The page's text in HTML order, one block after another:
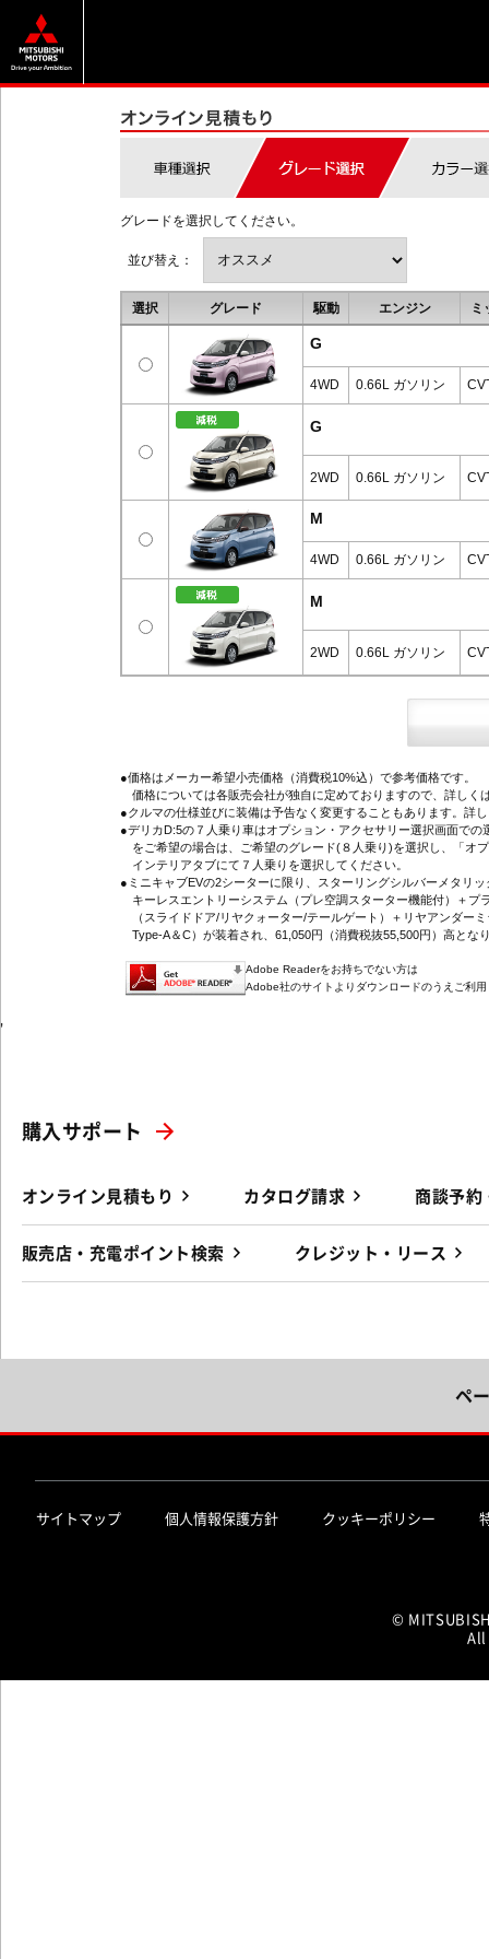
グレードを選択してください。
並び替え：
選択 グレード 駆動 エンジン ミ
G
4WD 0.66L ガソリン
G
2WD 0.66L ガソリン
M
4WD 0.66L ガソリン
M
2WD 0.66L ガソリン
●価格はメーカー希望小売価格（消費税10%込）で参考価格です。
価格については各販売会社が独自に定めておりますので、詳しく
●クルマの仕様並びに装備は予告なく変更することもあります。詳
●デリカD:5の７人乗り車はオプション・アクセサリー選択画面での
をご希望の場合は、ご希望のグレード(８人乗り)を選択し、「オ
インテリアタブにて７人乗りを選択してください。
●ミニキャブEVの2シーターに限り、スターリングシルバーメタリ
キーレスエントリーシステム（プレ空調スターター機能付）＋プ
（スライドドア/リヤクォーター/テールゲート）＋リヤアンダー
Type-A＆C）が装着され、61,050円（消費税抜55,500円）高とな
Adobe Readerをお持ちでない方は
Adobe社のサイトよりダウンロードのうえご利
'
購入サポート
オンライン見積もり カタログ請求 商談予約
販売店・充電ポイント検索 クレジット・リース
ペ
サイトマップ 個人情報保護方針 クッキーポリシー
©
All